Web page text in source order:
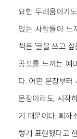
요한 두려움이기
있는 사람들이 느
책은 ‘글을 쓰고
공포를 느끼는 예
다. 어떤 문장부터
문장이라도, 시작
기 때문이다. 삐까
렇게 표현했다고